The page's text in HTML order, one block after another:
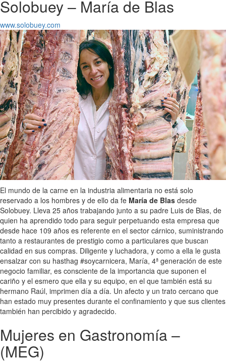
Solobuey – María de Blas
www.solobuey.com
El mundo de la carne en la industria alimentaria no está solo
reservado a los hombres y de ello da fe María de Blas desde
Solobuey. Lleva 25 años trabajando junto a su padre Luis de Blas, de
quien ha aprendido todo para seguir perpetuando esta empresa que
desde hace 109 años es referente en el sector cárnico, suministrando
tanto a restaurantes de prestigio como a particulares que buscan
calidad en sus compras. Diligente y luchadora, y como a ella le gusta
ensalzar con su hasthag #soycarnicera, María, 4ª generación de este
negocio familiar, es consciente de la importancia que suponen el
cariño y el esmero que ella y su equipo, en el que también está su
hermano Raúl, imprimen día a día. Un afecto y un trato cercano que
han estado muy presentes durante el confinamiento y que sus clientes
también han percibido y agradecido.
Mujeres en Gastronomía –
(MEG)